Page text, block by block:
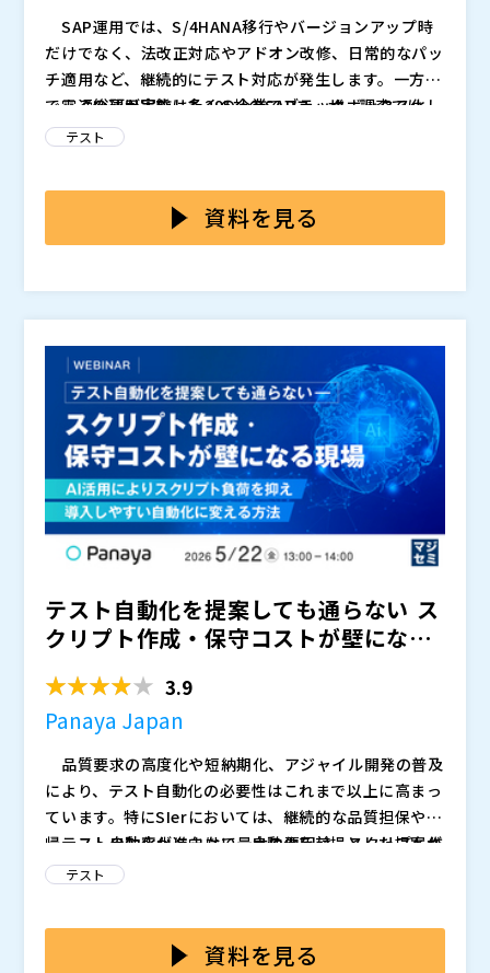
SAP運用では、S/4HANA移行やバージョンアップ時
だけでなく、法改正対応やアドオン改修、日常的なパッ
チ適用など、継続的にテスト対応が発生します。一方
で、その運用実態は多くの企業でブラックボックス化し
ています。
電通総研が実施した295社のSAPユーザー調査では、
82.5%の企業がテストを含む運用を外部ベンダーへ依存
・何をどこまでテストしているのか分からない ・
提示された工数や費用が妥当なのか判断できない ・
といった状態に陥っている企業も少なくありません。
特にSAPは、アドオンや業務影響が複雑に絡み合うた
め、テスト範囲が膨らみやすく、“とりあえず広くや
る”運用になりやすい構造があります。
しかし実際には、IT部門が少人数であるケースも多
く、テストの実態そのものを自社で把握しきれていない
現場が増えています。
さらに問題なのは、多くの企業が「テスト自動化の必
要性」を感じ始めている一方で、具体的な行動へ進めて
いないことです。
S/4HANAユーザーの中でも、テスト品質や運用負荷
までよいのか」という不安を抱える企業は増えていま
す。
しかし現場では、
・自動化は難しそう ・結局ベンダー頼みになるの
ではないか ・導入しても運用できるイメージが持て
ない
といった理由から、検討が止まってしまうケースも少
なくありません。
また、保守ベンダー側も「効果が限定的」「運用負荷
が増える」といった理由で、自動化に積極的ではないケ
ースがあります。
その結果、
運用を続ける構造が固定化し始めています。
テスト
資料を見る
テスト自動化を提案しても通らない―― ス
クリプト作成・保守コストが壁になる
3.9
Panaya Japan
品質要求の高度化や短納期化、アジャイル開発の普及
により、テスト自動化の必要性はこれまで以上に高まっ
ています。特にSIerにおいては、継続的な品質担保や回
帰テストの効率化に向けて、自動化を前提とした提案が
求められる場面も増えています。 一方で、「自動化
といった声も多く、現場では手動テスト中心の運用から
テスト自動化が進まない最大の要因は、スクリプト作
成および保守にかかるコストの大きさにあります。自動
み、顧客の承認を得られないケースが多く見られます。
新しいテスト自動化アプローチをご紹介します。手動テ
テスト
資料を見る